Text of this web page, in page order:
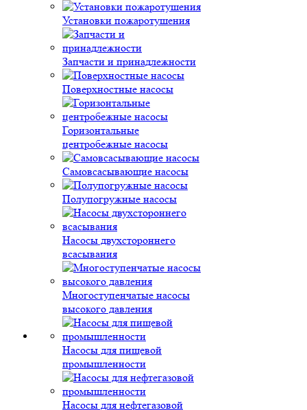
Установки пожаротушения
Запчасти и принадлежности
Поверхностные насосы
Горизонтальные
центробежные насосы
Самовсасывающие насосы
Полупогружные насосы
Насосы двухстороннего
всасывания
Многоступенчатые насосы
высокого давления
Насосы для пищевой
промышленности
Насосы для нефтегазовой